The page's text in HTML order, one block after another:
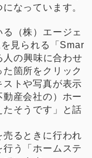
なっています。
（株）エージェ
見られる「Smar
の興味に合わせ
箇所をクリック
トや写真が表示
産会社の）ホー
たそうです」と話
売るときに行われ
う「ホームステ